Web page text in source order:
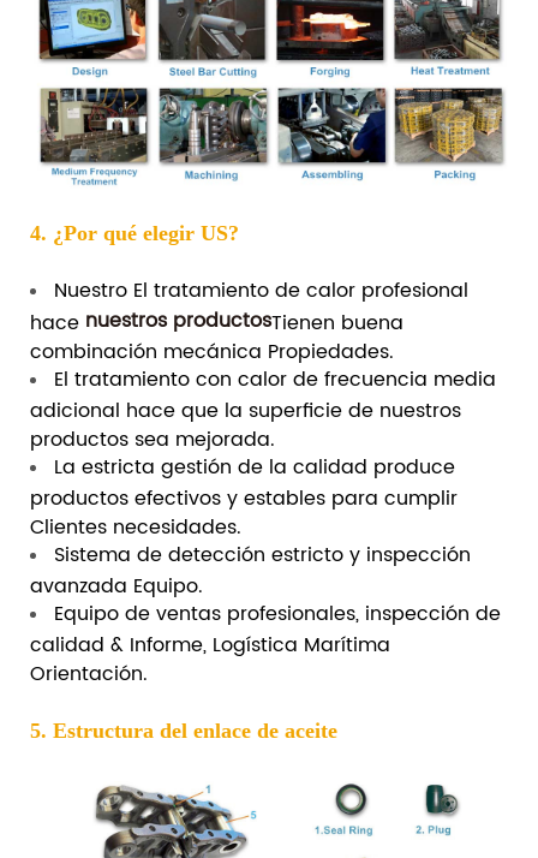
4. ¿Por qué elegir US?
Nuestro El tratamiento de calor profesional
hace nuestros productosTienen buena
combinación mecánica Propiedades.
El tratamiento con calor de frecuencia media
adicional hace que la superficie de nuestros
productos sea mejorada.
La estricta gestión de la calidad produce
productos efectivos y estables para cumplir
Clientes necesidades.
Sistema de detección estricto y inspección
avanzada Equipo.
Equipo de ventas profesionales, inspección de
calidad & Informe, Logística Marítima
Orientación.
5. Estructura del enlace de aceite